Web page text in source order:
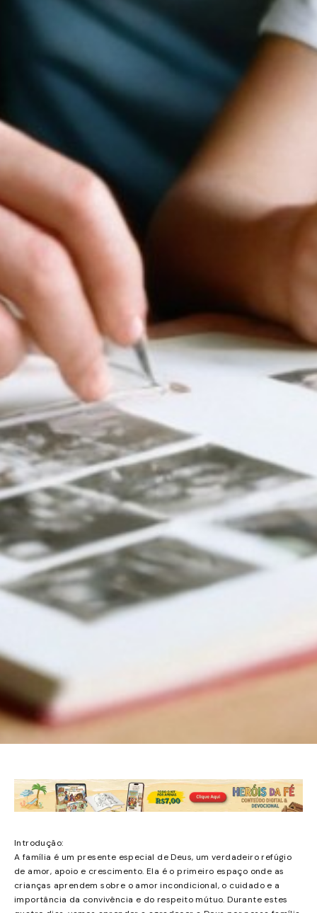
Introdução:
A família é um presente especial de Deus, um verdadeiro refúgio
de amor, apoio e crescimento. Ela é o primeiro espaço onde as
crianças aprendem sobre o amor incondicional, o cuidado e a
importância da convivência e do respeito mútuo. Durante estes